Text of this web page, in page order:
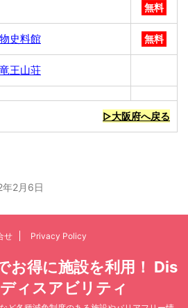
無料
史料館 無料
王山荘
▷大阪府へ戻る
年2月6日
せ Privacy Policy
お得に施設を利用！ Dis
ィスアビリティ